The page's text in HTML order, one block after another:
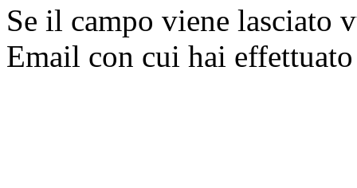
Se il campo viene lasciato
Email con cui hai